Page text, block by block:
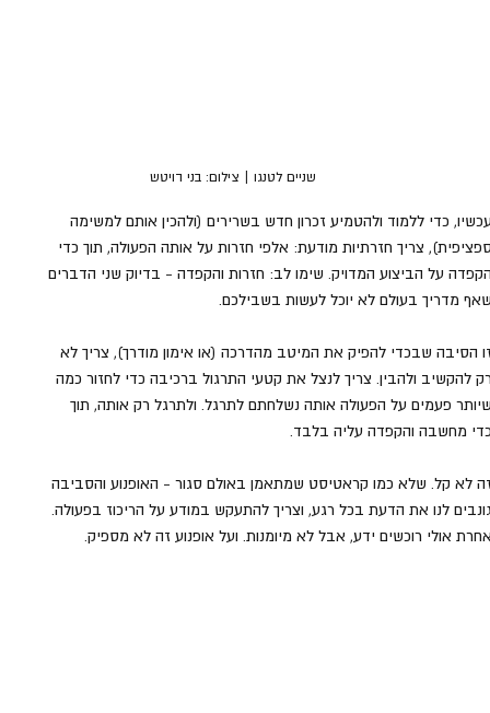
שניים לטנגו | צילום: בני דויטש
כדי ללמוד ולהטמיע זכרון חדש בשרירים (ולהכין אותם למשימה
צריך חזרתיות מודעת: אלפי חזרות על אותה הפעולה, תוך כדי
על הביצוע המדויק. שימו לב: חזרות והקפדה - בדיוק שני הדברים
מדריך בעולם לא יוכל לעשות בשבילכם.
הסיבה שבכדי להפיק את המיטב מהדרכה (או אימון מודרך), צריך לא
להקשיב ולהבין. צריך לנצל את קטעי התרגול ברכיבה כדי לחזור כמה
פעמים על הפעולה אותה נשלחתם לתרגל. ולתרגל רק אותה, תוך
מחשבה והקפדה עליה בלבד.
לא קל. שלא כמו קראטיסט שמתאמן באולם סגור - האופנוע והסביבה
לנו את הדעת בכל רגע, וצריך להתעקש במודע על הריכוז בפעולה.
אולי רוכשים ידע, אבל לא מיומנות. ועל אופנוע זה לא מספיק.